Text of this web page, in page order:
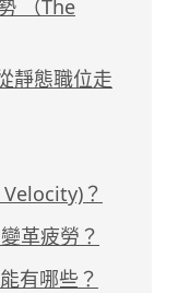
（The
靜態職位走
？
革疲勞？
有哪些？